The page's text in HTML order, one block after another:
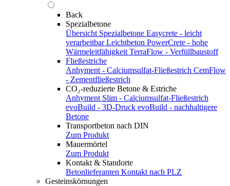
Back
Spezialbetone
Übersicht Spezialbetone Easycrete - leicht
verarbeitbar Leichtbeton PowerCrete - hohe
Wärmeleitfähigkeit TerraFlow - Verfüllbaustoff
Fließestriche
Anhyment - Calciumsulfat-Fließestrich CemFlow
- Zementfließestrich
CO₂-reduzierte Betone & Estriche
Anhyment Slim - Calciumsulfat-Fließestrich
evoBuild - 3D-Druck evoBuild - nachhaltigere
Betone
Transportbeton nach DIN
Zum Produkt
Mauermörtel
Zum Produkt
Kontakt & Standorte
Betonlieferanten Kontakt nach PLZ
Gesteinskörnungen